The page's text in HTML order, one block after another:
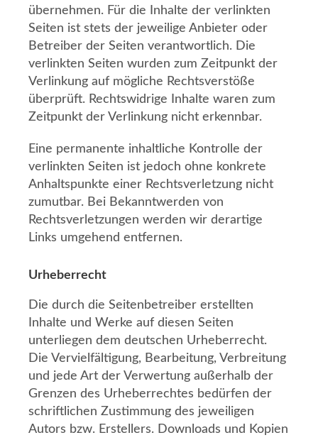
übernehmen. Für die Inhalte der verlinkten
Seiten ist stets der jeweilige Anbieter oder
Betreiber der Seiten verantwortlich. Die
verlinkten Seiten wurden zum Zeitpunkt der
Verlinkung auf mögliche Rechtsverstöße
überprüft. Rechtswidrige Inhalte waren zum
Zeitpunkt der Verlinkung nicht erkennbar.
Eine permanente inhaltliche Kontrolle der
verlinkten Seiten ist jedoch ohne konkrete
Anhaltspunkte einer Rechtsverletzung nicht
zumutbar. Bei Bekanntwerden von
Rechtsverletzungen werden wir derartige
Links umgehend entfernen.
Urheberrecht
Die durch die Seitenbetreiber erstellten
Inhalte und Werke auf diesen Seiten
unterliegen dem deutschen Urheberrecht.
Die Vervielfältigung, Bearbeitung, Verbreitung
und jede Art der Verwertung außerhalb der
Grenzen des Urheberrechtes bedürfen der
schriftlichen Zustimmung des jeweiligen
Autors bzw. Erstellers. Downloads und Kopien